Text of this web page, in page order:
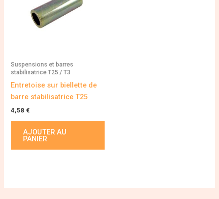
Suspensions et barres
stabilisatrice T25 / T3
Entretoise sur biellette de
barre stabilisatrice T25
4,58 €
AJOUTER AU
PANIER